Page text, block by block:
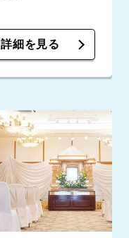
詳細を見る